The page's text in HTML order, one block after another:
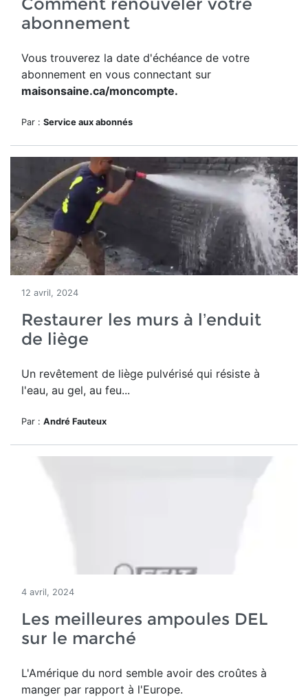
abonnement
Vous trouverez la date d'échéance de votre
abonnement en vous connectant sur
maisonsaine.ca/moncompte.
Par : Service aux abonnés
12 avril, 2024
Restaurer les murs à l’enduit
de liège
Un revêtement de liège pulvérisé qui résiste à
l'eau, au gel, au feu...
Par : André Fauteux
4 avril, 2024
Les meilleures ampoules DEL
sur le marché
L'Amérique du nord semble avoir des croûtes à
manger par rapport à l'Europe.